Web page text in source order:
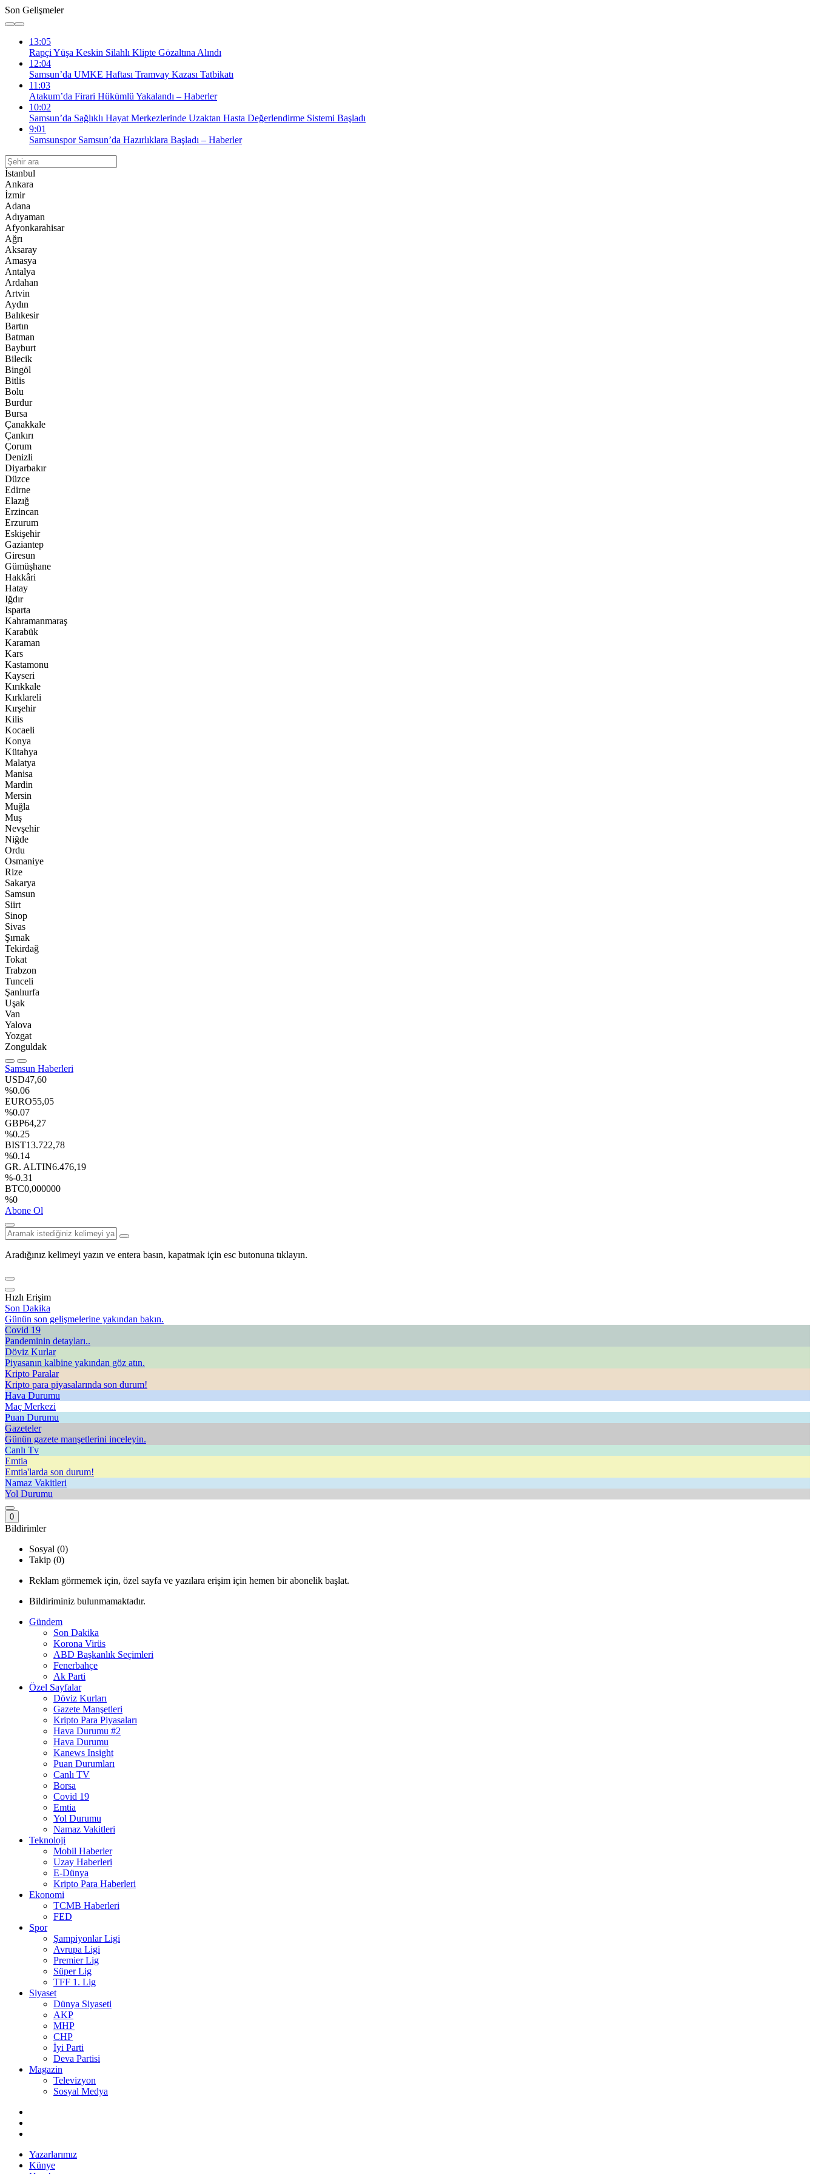
Son Gelişmeler
13:05
Rapçi Yüşa Keskin Silahlı Klipte Gözaltına Alındı
12:04
Samsun’da UMKE Haftası Tramvay Kazası Tatbikatı
11:03
Atakum’da Firari Hükümlü Yakalandı – Haberler
10:02
Samsun’da Sağlıklı Hayat Merkezlerinde Uzaktan Hasta Değerlendirme Sistemi Başladı
9:01
Samsunspor Samsun’da Hazırlıklara Başladı – Haberler
İstanbul
Ankara
İzmir
Adana
Adıyaman
Afyonkarahisar
Ağrı
Aksaray
Amasya
Antalya
Ardahan
Artvin
Aydın
Balıkesir
Bartın
Batman
Bayburt
Bilecik
Bingöl
Bitlis
Bolu
Burdur
Bursa
Çanakkale
Çankırı
Çorum
Denizli
Diyarbakır
Düzce
Edirne
Elazığ
Erzincan
Erzurum
Eskişehir
Gaziantep
Giresun
Gümüşhane
Hakkâri
Hatay
Iğdır
Isparta
Kahramanmaraş
Karabük
Karaman
Kars
Kastamonu
Kayseri
Kırıkkale
Kırklareli
Kırşehir
Kilis
Kocaeli
Konya
Kütahya
Malatya
Manisa
Mardin
Mersin
Muğla
Muş
Nevşehir
Niğde
Ordu
Osmaniye
Rize
Sakarya
Samsun
Siirt
Sinop
Sivas
Şırnak
Tekirdağ
Tokat
Trabzon
Tunceli
Şanlıurfa
Uşak
Van
Yalova
Yozgat
Zonguldak
Samsun Haberleri
USD47,60
%0.06
EURO55,05
%0.07
GBP64,27
%0.25
BIST13.722,78
%0.14
GR. ALTIN6.476,19
%-0.31
BTC0,000000
%0
Abone Ol
Aradığınız kelimeyi yazın ve entera basın, kapatmak için esc butonuna tıklayın.
Hızlı Erişim
Son Dakika
Günün son gelişmelerine yakından bakın.
Covid 19
Pandeminin detayları..
Döviz Kurlar
Piyasanın kalbine yakından göz atın.
Kripto Paralar
Kripto para piyasalarında son durum!
Hava Durumu
Maç Merkezi
Puan Durumu
Gazeteler
Günün gazete manşetlerini inceleyin.
Canlı Tv
Emtia
Emtia'larda son durum!
Namaz Vakitleri
Yol Durumu
0
Bildirimler
Sosyal (0)
Takip (0)
Reklam görmemek için, özel sayfa ve yazılara erişim için hemen bir abonelik başlat.
Bildiriminiz bulunmamaktadır.
Gündem
Son Dakika
Korona Virüs
ABD Başkanlık Seçimleri
Fenerbahçe
Ak Parti
Özel Sayfalar
Döviz Kurları
Gazete Manşetleri
Kripto Para Piyasaları
Hava Durumu #2
Hava Durumu
Kanews Insight
Puan Durumları
Canlı TV
Borsa
Covid 19
Emtia
Yol Durumu
Namaz Vakitleri
Teknoloji
Mobil Haberler
Uzay Haberleri
E-Dünya
Kripto Para Haberleri
Ekonomi
TCMB Haberleri
FED
Spor
Şampiyonlar Ligi
Avrupa Ligi
Premier Lig
Süper Lig
TFF 1. Lig
Siyaset
Dünya Siyaseti
AKP
MHP
CHP
İyi Parti
Deva Partisi
Magazin
Televizyon
Sosyal Medya
Yazarlarımız
Künye